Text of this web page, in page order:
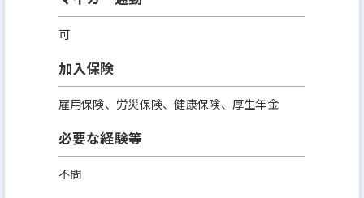
可
加入保険
雇用保険、労災保険、健康保険、厚生年金
必要な経験等
不問